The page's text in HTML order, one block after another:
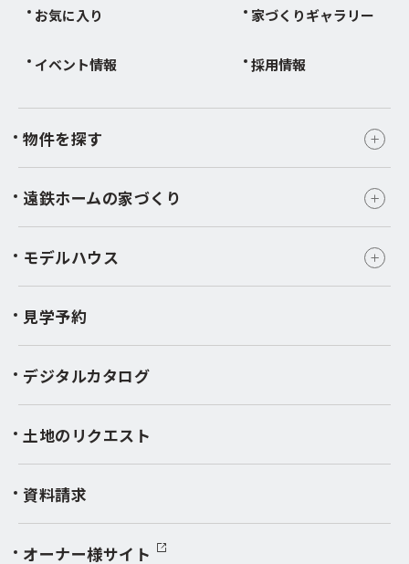
お気に入り 家づくりギャラリー
イベント情報 採用情報
物件を探す
遠鉄ホームの家づくり
モデルハウス
見学予約
デジタルカタログ
土地のリクエスト
資料請求
オーナー様サイト